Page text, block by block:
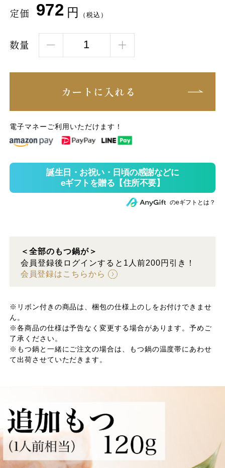
定価 972 円 （税込）
数量
カートに入れる
電子マネーご利用いただけます！
のeギフトとは？
＜全部のもつ鍋が＞
会員登録後ログインすると1人前200円引き！
会員登録はこちらから
※リボン付きの商品は、梱包の仕様上のしをお付けできませ
ん。
※各商品の仕様は予告なく変更する場合があります。予めご
了承ください。
※もつ鍋と一緒にご注文の場合は、もつ鍋の温度帯にあわせ
て出荷させていただきます。